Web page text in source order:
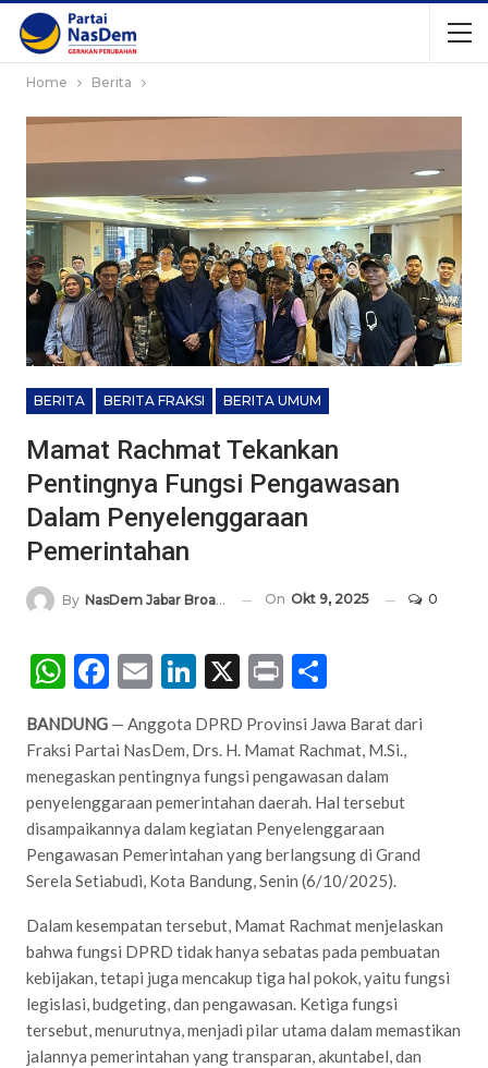
Home Berita
BERITA BERITA FRAKSI BERITA UMUM
Mamat Rachmat Tekankan
Pentingnya Fungsi Pengawasan
Dalam Penyelenggaraan
Pemerintahan
By NasDem Jabar Broadcasting Network On Okt 9, 2025 0
WhatsApp
Facebook
EmailLinkedIn
X Print
BANDUNG — Anggota DPRD Provinsi Jawa Barat dari
Fraksi Partai NasDem, Drs. H. Mamat Rachmat, M.Si.,
menegaskan pentingnya fungsi pengawasan dalam
penyelenggaraan pemerintahan daerah. Hal tersebut
disampaikannya dalam kegiatan Penyelenggaraan
Pengawasan Pemerintahan yang berlangsung di Grand
Serela Setiabudi, Kota Bandung, Senin (6/10/2025).
Dalam kesempatan tersebut, Mamat Rachmat menjelaskan
bahwa fungsi DPRD tidak hanya sebatas pada pembuatan
kebijakan, tetapi juga mencakup tiga hal pokok, yaitu fungsi
legislasi, budgeting, dan pengawasan. Ketiga fungsi
tersebut, menurutnya, menjadi pilar utama dalam memastikan
jalannya pemerintahan yang transparan, akuntabel, dan